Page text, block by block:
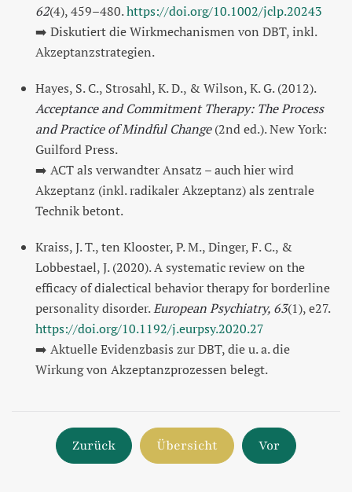
62(4), 459–480.https://doi.org/10.1002/jclp.20243
➡️ Diskutiert die Wirkmechanismen von DBT, inkl.
Akzeptanzstrategien.
Hayes, S. C., Strosahl, K. D., & Wilson, K. G. (2012).
Acceptance and Commitment Therapy: The Process
and Practice of Mindful Change(2nd ed.). New York:
Guilford Press.
➡️ ACT als verwandter Ansatz – auch hier wird
Akzeptanz (inkl. radikaler Akzeptanz) als zentrale
Technik betont.
Kraiss, J. T., ten Klooster, P. M., Dinger, F. C., &
Lobbestael, J. (2020). A systematic review on the
efficacy of dialectical behavior therapy for borderline
personality disorder.European Psychiatry, 63(1), e27.
https://doi.org/10.1192/j.eurpsy.2020.27
➡️ Aktuelle Evidenzbasis zur DBT, die u. a. die
Wirkung von Akzeptanzprozessen belegt.
Zurück Übersicht Vor